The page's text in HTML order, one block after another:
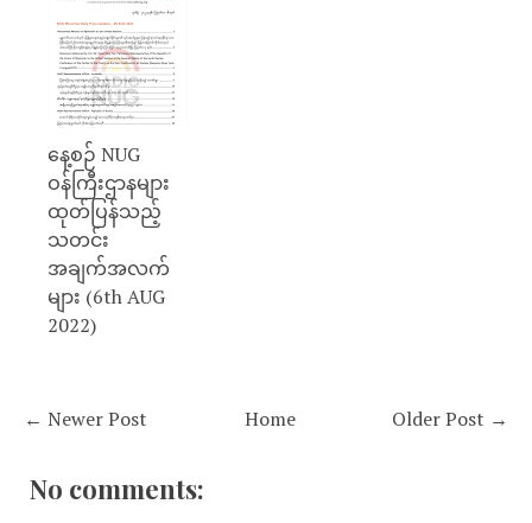
နေ့စဉ် NUG
ဝန်ကြီးဌာနများ
ထုတ်ပြန်သည့်
သတင်း
အချက်အလက်
များ (6th AUG
2022)
← Newer Post Older Post →
Home
No comments: